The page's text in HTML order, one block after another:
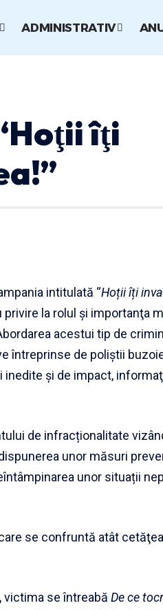
ADMINISTRATIV
îţi
intitulată “Hoții îți
la rolul şi importanţa
acestui tip de
întreprinse de poliştii
şi de impact,
de infracționalitate
unor măsuri
unor situații
se confruntă atât
victima se întreabă De ce